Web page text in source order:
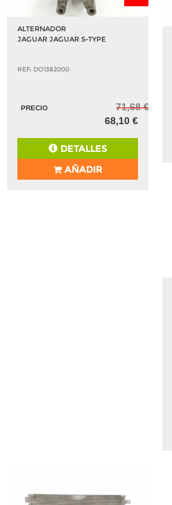
ALTERNADOR
JAGUAR JAGUAR S-TYPE
REF: DO1382000
PRECIO
71,68 €
68,10 €
DETALLES
AÑADIR